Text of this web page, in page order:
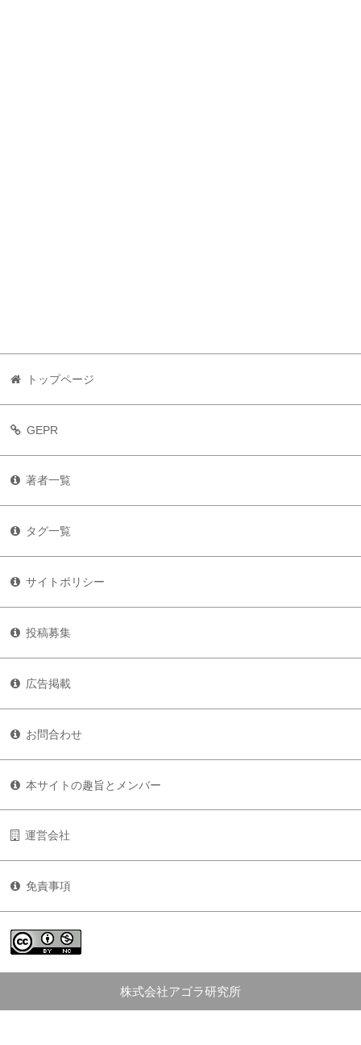
トップページ
GEPR
著者一覧
タグ一覧
サイトポリシー
投稿募集
広告掲載
お問合わせ
本サイトの趣旨とメンバー
運営会社
免責事項
株式会社アゴラ研究所